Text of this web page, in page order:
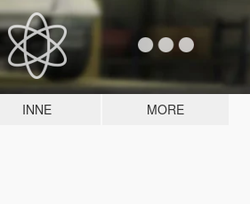
INNE MORE